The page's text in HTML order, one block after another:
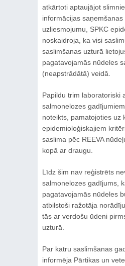
atkārtoti aptaujājot
informācijas
uzliesmojumu, SPKC
noskaidroja, ka visi
saslimšanas uzturā
pagatavojamās nūdeles
(neapstrādātā) veidā.
Papildu trim laboratoriski
salmonelozes
noteikts, pamatojoties uz
epidemioloģiskajiem
saslima pēc REEVA
kopā ar draugu.
Līdz šim nav reģistrēts
salmonelozes gadījums,
pagatavojamās nūdeles
atbilstoši ražotāja
tās ar verdošu ūdeni
uzturā.
Par katru saslimšanas
informēja Pārtikas un